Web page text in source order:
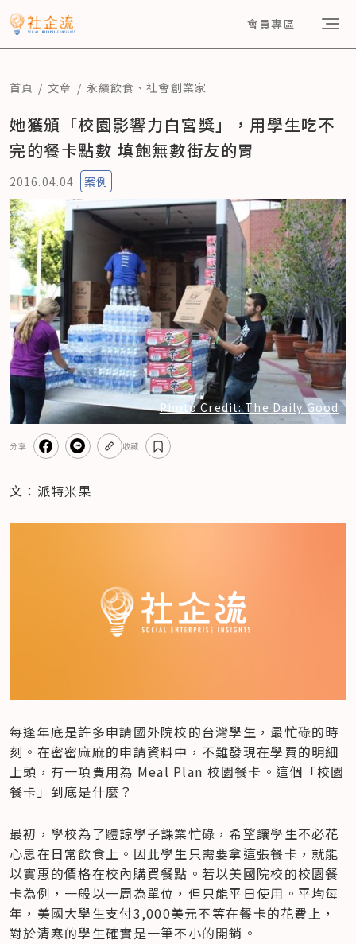
會員專區
首頁 文章 永續飲食 、社會創業家
她獲頒「校園影響力白宮獎」，用學生吃不
完的餐卡點數 填飽無數街友的胃
2016.04.04 案例
Photo Credit: The Daily Good
分享 收藏
文：派特米果
每逢年底是許多申請國外院校的台灣學生，最忙碌的時
刻。在密密麻麻的申請資料中，不難發現在學費的明細
上頭，有一項費用為 Meal Plan 校園餐卡。這個「校園
餐卡」到底是什麼？
最初，學校為了體諒學子課業忙碌，希望讓學生不必花
心思在日常飲食上。因此學生只需要拿這張餐卡，就能
以實惠的價格在校內購買餐點。若以美國院校的校園餐
卡為例，一般以一周為單位，但只能平日使用。平均每
年，美國大學生支付3,000美元不等在餐卡的花費上，
對於清寒的學生確實是一筆不小的開銷。